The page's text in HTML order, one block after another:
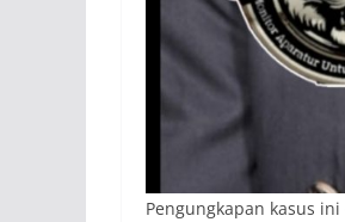
Pengungkapan kasus